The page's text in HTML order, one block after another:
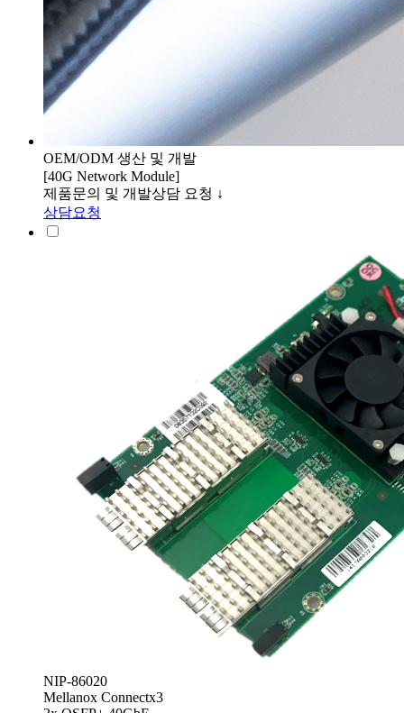
OEM/ODM 생산 및 개발
[40G Network Module]
제품문의 및 개발상담 요청 ↓
상담요청
NIP-86020
Mellanox Connectx3